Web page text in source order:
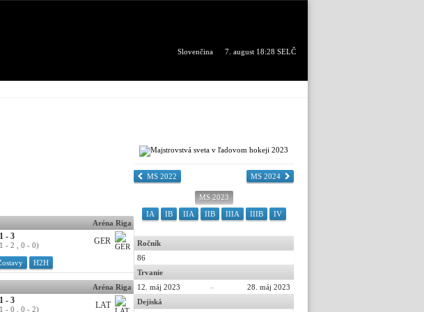
Slovenčina 7. august 18:28 SELČ
Aréna Riga
H2H
1 - 3
- 2 , 0 - 0) GER
Aréna Riga
1 - 3
- 0 , 0 - 2) LAT
MS 2022 MS 2024
MS 2023
IA
IB IIA IIB IIIA IIIB IV
Ročník
86
Trvanie
12. máj 2023
–
28. máj 2023
Dejiská